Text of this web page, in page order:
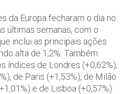
da Europa fecharam o dia no
últimas semanas, com o
inclui as principais ações
alta de 1,2%. Também
índices de Londres (+0,62%),
de Paris (+1,53%), de Milão
e de Lisboa (+0,57%).